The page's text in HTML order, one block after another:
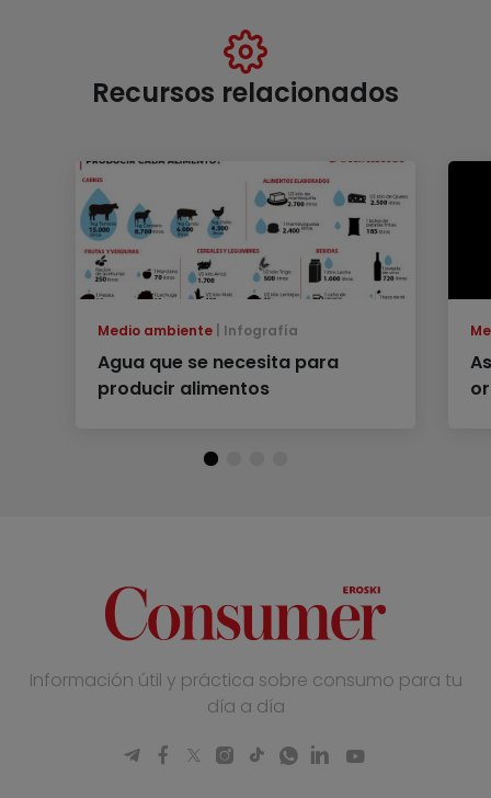
Recursos relacionados
Medio ambiente Infografía
Agua que se necesita para
producir alimentos
Información útil y práctica sobre consumo para tu
día a día